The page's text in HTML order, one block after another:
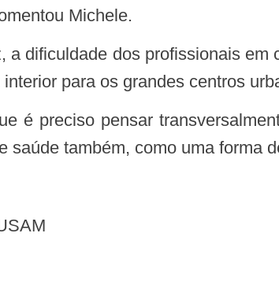
Michele.
para os grandes centros
saúde também, como uma forma